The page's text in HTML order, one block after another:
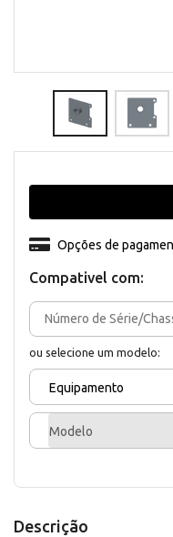
Compativel com:
ou selecione um modelo:
Equipamento
Modelo
Opções de
Descrição